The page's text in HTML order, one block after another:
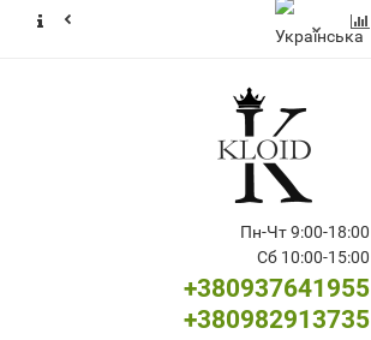
Пн-Чт 9:00-18:00
Сб 10:00-15:00
+380937641955
+380982913735